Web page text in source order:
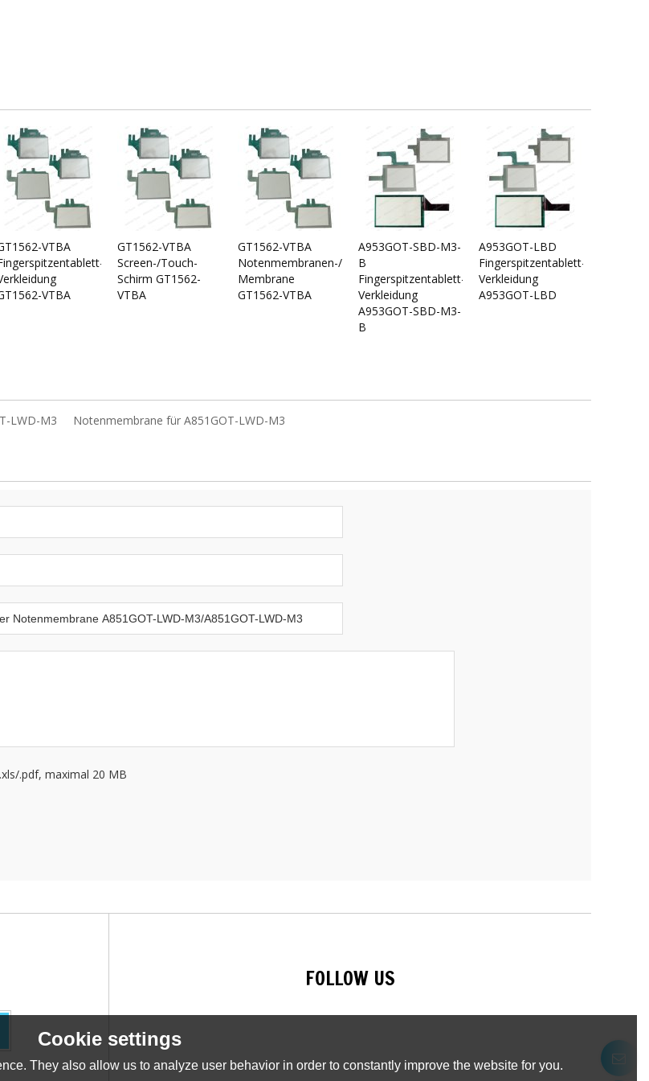
VTBA
Touch-
VTBA
GT1562-VTBA
Screen-/Touch-
Schirm GT1562-
VTBA
GT1562-VTBA
Notenmembranen-/Touch-
Membrane
GT1562-VTBA
A953GOT-SBD-M3-
B
Fingerspitzentablett-/Touch-
Verkleidung
A953GOT-SBD-M3-
B
A953GOT-LBD
Fingerspitzentablett-/Touch-
Verkleidung
A953GOT-LBD
LWD-M3 Notenmembrane für A851GOT-LWD-M3
.pdf, maximal 20 MB
FOLLOW US
Cookie settings
They also allow us to analyze user behavior in order to constantly improve the website for you.